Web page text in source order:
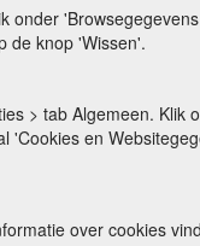
onder
de knop 'Wissen'.
> tab Algemeen. Klik
'Cookies en
over cookies